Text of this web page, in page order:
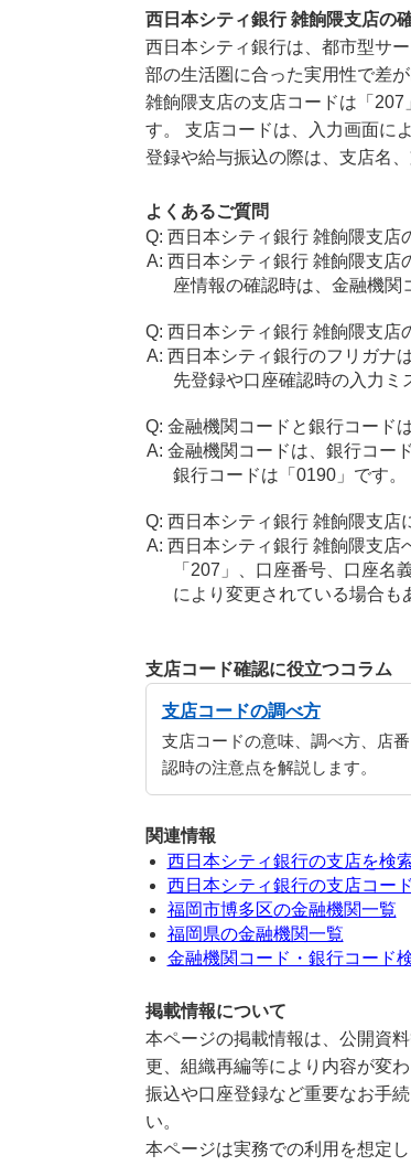
西日本シティ銀行 雑餉隈支店の
西日本シティ銀行は、都市型サ
部の生活圏に合った実用性で差が
雑餉隈支店の支店コードは「
す。 支店コードは、入力画面に
登録や給与振込の際は、支店名
よくあるご質問
西日本シティ銀行 雑餉隈支店
西日本シティ銀行 雑餉隈支店
座情報の確認時は、金融機関
西日本シティ銀行 雑餉隈支店
西日本シティ銀行のフリガナ
先登録や口座確認時の入力ミ
金融機関コードと銀行コード
金融機関コードは、銀行コー
銀行コードは「0190」です。
西日本シティ銀行 雑餉隈支店
西日本シティ銀行 雑餉隈支店
「207」、口座番号、口座名
により変更されている場合も
支店コード確認に役立つコラム
支店コードの調べ方
支店コードの意味、調べ方、店
認時の注意点を解説します。
関連情報
西日本シティ銀行の支店を検
西日本シティ銀行の支店コー
福岡市博多区の金融機関一覧
福岡県の金融機関一覧
金融機関コード・銀行コード
掲載情報について
本ページの掲載情報は、公開資
更、組織再編等により内容が変わ
振込や口座登録など重要なお手
い。
本ページは実務での利用を想定